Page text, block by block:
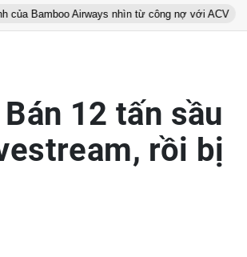
Airways nhìn từ công nợ với ACV Ô tô Á
12 tấn sầu
rồi bị